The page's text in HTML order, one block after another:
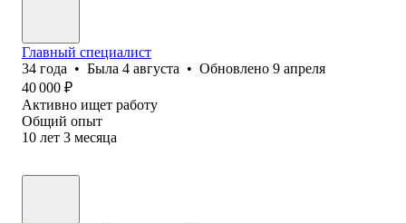
Главный специалист
34 года • Была 4 августа • Обновлено 9 апреля
40 000 ₽
Активно ищет работу
Общий опыт
10 лет 3 месяца